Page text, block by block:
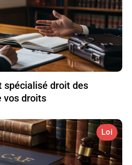
spécialisé droit des
vos droits
Loi